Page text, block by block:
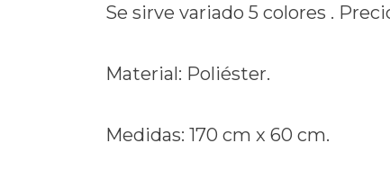
Se sirve variado 5 colores .
Material: Poliéster.
Medidas: 170 cm x 60 cm.